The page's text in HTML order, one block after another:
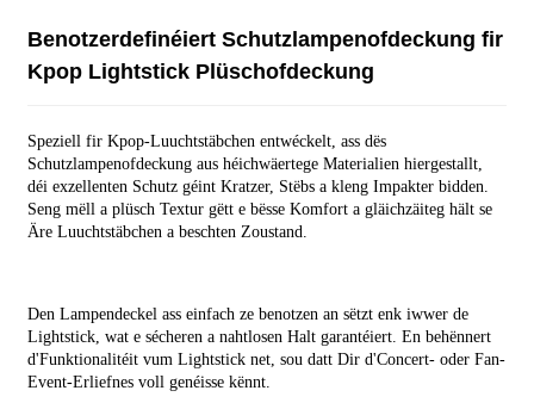
Benotzerdefinéiert Schutzlampenofdeckung fir
Kpop Lightstick Plüschofdeckung
Speziell fir Kpop-Luuchtstäbchen entwéckelt, ass dës
Schutzlampenofdeckung aus héichwäertege Materialien hiergestallt,
déi exzellenten Schutz géint Kratzer, Stëbs a kleng Impakter bidden.
Seng mëll a plüsch Textur gëtt e bësse Komfort a gläichzäiteg hält se
Äre Luuchtstäbchen a beschten Zoustand.
Den Lampendeckel ass einfach ze benotzen an sëtzt enk iwwer de
Lightstick, wat e sécheren a nahtlosen Halt garantéiert. En behënnert
d'Funktionalitéit vum Lightstick net, sou datt Dir d'Concert- oder Fan-
Event-Erliefnes voll genéisse kënnt.